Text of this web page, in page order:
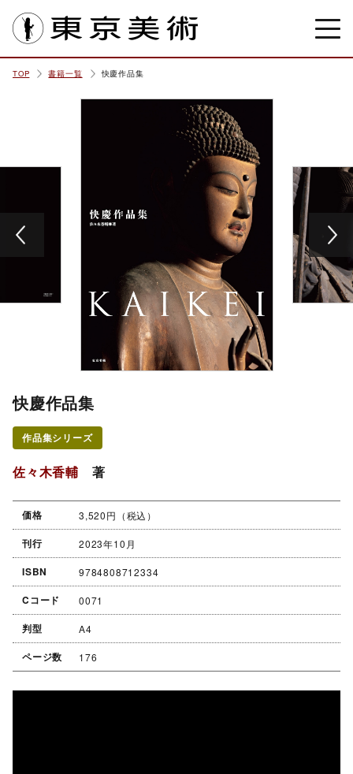
TOP 書籍一覧 快慶作品集
快慶作品集
作品集シリーズ
佐々木香輔 著
価格 3,520円（税込）
刊行 2023年10月
ISBN 9784808712334
Cコード 0071
判型 A4
ページ数 176